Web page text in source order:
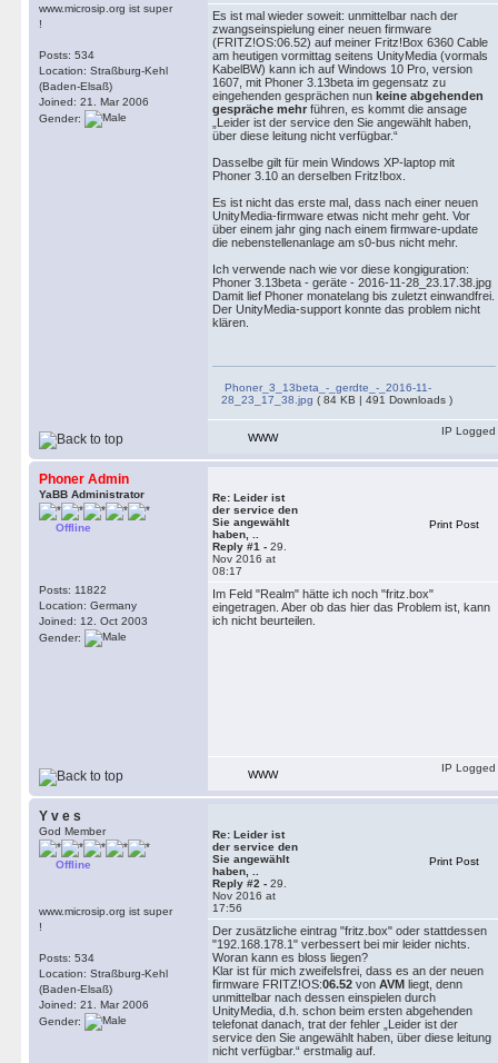
www.microsip.org ist super
!
Posts: 534
Location: Straßburg-Kehl
(Baden-Elsaß)
Joined: 21. Mar 2006
Gender:
Es ist mal wieder soweit: unmittelbar nach der
zwangseinspielung einer neuen firmware
(FRITZ!OS:06.52) auf meiner Fritz!Box 6360 Cable
am heutigen vormittag seitens UnityMedia (vormals
KabelBW) kann ich auf Windows 10 Pro, version
1607, mit Phoner 3.13beta im gegensatz zu
eingehenden gesprächen nun keine abgehenden
gespräche mehr führen, es kommt die ansage
„Leider ist der service den Sie angewählt haben,
über diese leitung nicht verfügbar.“
Dasselbe gilt für mein Windows XP-laptop mit
Phoner 3.10 an derselben Fritz!box.
Es ist nicht das erste mal, dass nach einer neuen
UnityMedia-firmware etwas nicht mehr geht. Vor
über einem jahr ging nach einem firmware-update
die nebenstellenanlage am s0-bus nicht mehr.
Ich verwende nach wie vor diese kongiguration:
Phoner 3.13beta - geräte - 2016-11-28_23.17.38.jpg
Damit lief Phoner monatelang bis zuletzt einwandfrei.
Der UnityMedia-support konnte das problem nicht
klären.
Phoner_3_13beta_-_gerdte_-_2016-11-
28_23_17_38.jpg ( 84 KB | 491 Downloads )
WWW
IP Logged
Phoner Admin
YaBB Administrator
Offline
Posts: 11822
Location: Germany
Joined: 12. Oct 2003
Gender:
Re: Leider ist
der service den
Sie angewählt
haben, ..
Reply #1 - 29.
Nov 2016 at
08:17
Print Post
Im Feld "Realm" hätte ich noch "fritz.box"
eingetragen. Aber ob das hier das Problem ist, kann
ich nicht beurteilen.
WWW
IP Logged
Y v e s
God Member
Offline
www.microsip.org ist super
!
Posts: 534
Location: Straßburg-Kehl
(Baden-Elsaß)
Joined: 21. Mar 2006
Gender:
Re: Leider ist
der service den
Sie angewählt
haben, ..
Reply #2 - 29.
Nov 2016 at
17:56
Print Post
Der zusätzliche eintrag "fritz.box" oder stattdessen
"192.168.178.1" verbessert bei mir leider nichts.
Woran kann es bloss liegen?
Klar ist für mich zweifelsfrei, dass es an der neuen
firmware FRITZ!OS:06.52 von AVM liegt, denn
unmittelbar nach dessen einspielen durch
UnityMedia, d.h. schon beim ersten abgehenden
telefonat danach, trat der fehler „Leider ist der
service den Sie angewählt haben, über diese leitung
nicht verfügbar.“ erstmalig auf.